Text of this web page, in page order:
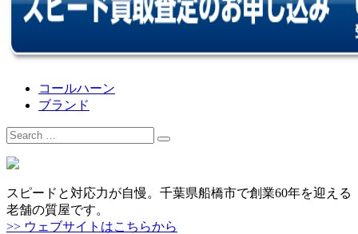
コールハーン
ブランド
Search
for:
スピードと対応力が自慢。千葉県船橋市で創業60年を迎える
老舗の質屋です。
>> ウェブサイトはこちらから